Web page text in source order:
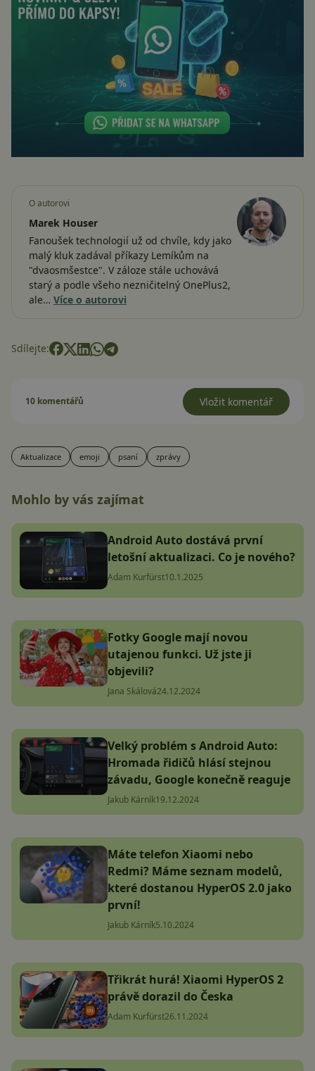
O autorovi
Marek Houser
Fanoušek technologií už od chvíle, kdy jako
malý kluk zadával příkazy Lemíkům na
"dvaosmšestce". V záloze stále uchovává
starý a podle všeho nezničitelný OnePlus2,
ale… Více o autorovi
Sdílejte:
10 komentářů Vložit komentář
Aktualizace emoji psaní zprávy
Mohlo by vás zajímat
Android Auto dostává první
letošní aktualizaci. Co je nového?
Adam Kurfürst10.1.2025
Fotky Google mají novou
utajenou funkci. Už jste ji
objevili?
Jana Skálová24.12.2024
Velký problém s Android Auto:
Hromada řidičů hlásí stejnou
závadu, Google konečně reaguje
Jakub Kárník19.12.2024
Máte telefon Xiaomi nebo
Redmi? Máme seznam modelů,
které dostanou HyperOS 2.0 jako
první!
Jakub Kárník5.10.2024
Třikrát hurá! Xiaomi HyperOS 2
právě dorazil do Česka
Adam Kurfürst26.11.2024